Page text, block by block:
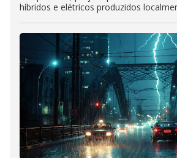
híbridos e elétricos produzidos